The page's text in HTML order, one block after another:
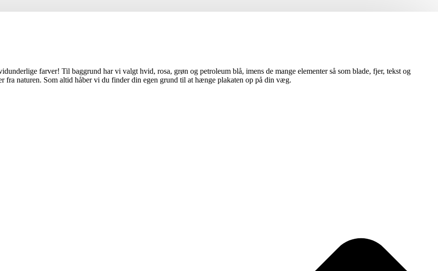
farver! Til baggrund har vi valgt hvid, rosa, grøn og petroleum blå, imens de mange elementer så som blade, fjer, tekst og
fra naturen. Som altid håber vi du finder din egen grund til at hænge plakaten op på din væg.